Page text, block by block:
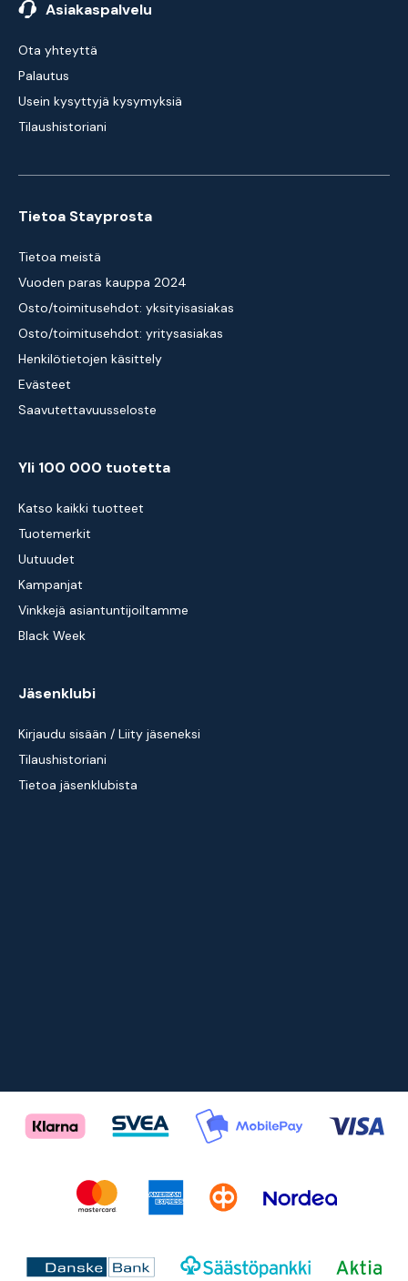
Asiakaspalvelu
Ota yhteyttä
Palautus
Usein kysyttyjä kysymyksiä
Tilaushistoriani
Tietoa Stayprosta
Tietoa meistä
Vuoden paras kauppa 2024
Osto/toimitusehdot: yksityisasiakas
Osto/toimitusehdot: yritysasiakas
Henkilötietojen käsittely
Evästeet
Saavutettavuusseloste
Yli 100 000 tuotetta
Katso kaikki tuotteet
Tuotemerkit
Uutuudet
Kampanjat
Vinkkejä asiantuntijoiltamme
Black Week
Jäsenklubi
Kirjaudu sisään / Liity jäseneksi
Tilaushistoriani
Tietoa jäsenklubista